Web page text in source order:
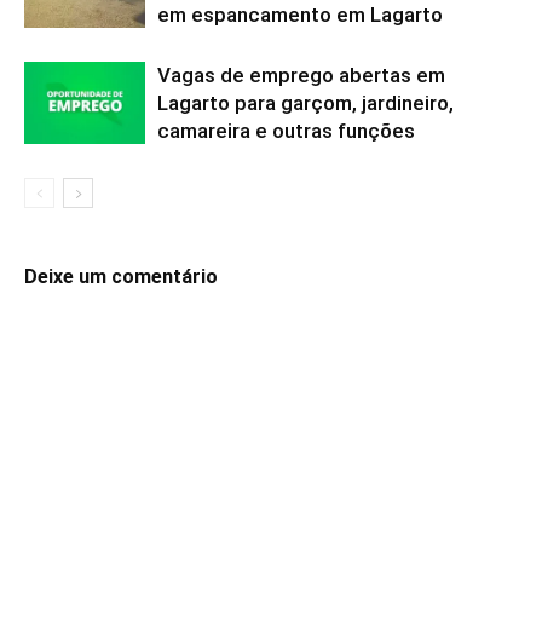
em espancamento em Lagarto
Vagas de emprego abertas em
Lagarto para garçom, jardineiro,
camareira e outras funções
Deixe um comentário